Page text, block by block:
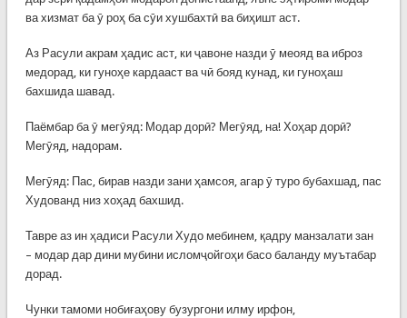
ва хизмат ба ӯ роҳ ба сӯи хушбахтӣ ва биҳишт аст.
Аз Расули акрам ҳадис аст, ки ҷавоне назди ӯ меояд ва иброз
медорад, ки гуноҳе кардааст ва чӣ бояд кунад, ки гуноҳаш
бахшида шавад.
Паёмбар ба ӯ мегӯяд: Модар дорӣ? Мегӯяд, на! Хоҳар дорӣ?
Мегӯяд, надорам.
Мегӯяд: Пас, бирав назди зани ҳамсоя, агар ӯ туро бубахшад, пас
Худованд низ хоҳад бахшид.
Тавре аз ин ҳадиси Расули Худо мебинем, қадру манзалати зан
– модар дар дини мубини исломҷойгоҳи басо баланду муътабар
дорад.
Чунки тамоми нобиғаҳову бузургони илму ирфон,